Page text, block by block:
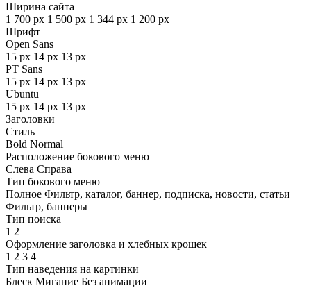
Ширина сайта
1 700 px 1 500 px 1 344 px 1 200 px
Шрифт
Open Sans
15 px 14 px 13 px
PT Sans
15 px 14 px 13 px
Ubuntu
15 px 14 px 13 px
Заголовки
Стиль
Bold Normal
Расположение бокового меню
Слева Справа
Тип бокового меню
Полное Фильтр, каталог, баннер, подписка, новости, статьи
Фильтр, баннеры
Тип поиска
1 2
Оформление заголовка и хлебных крошек
1 2 3 4
Тип наведения на картинки
Блеск Мигание Без анимации